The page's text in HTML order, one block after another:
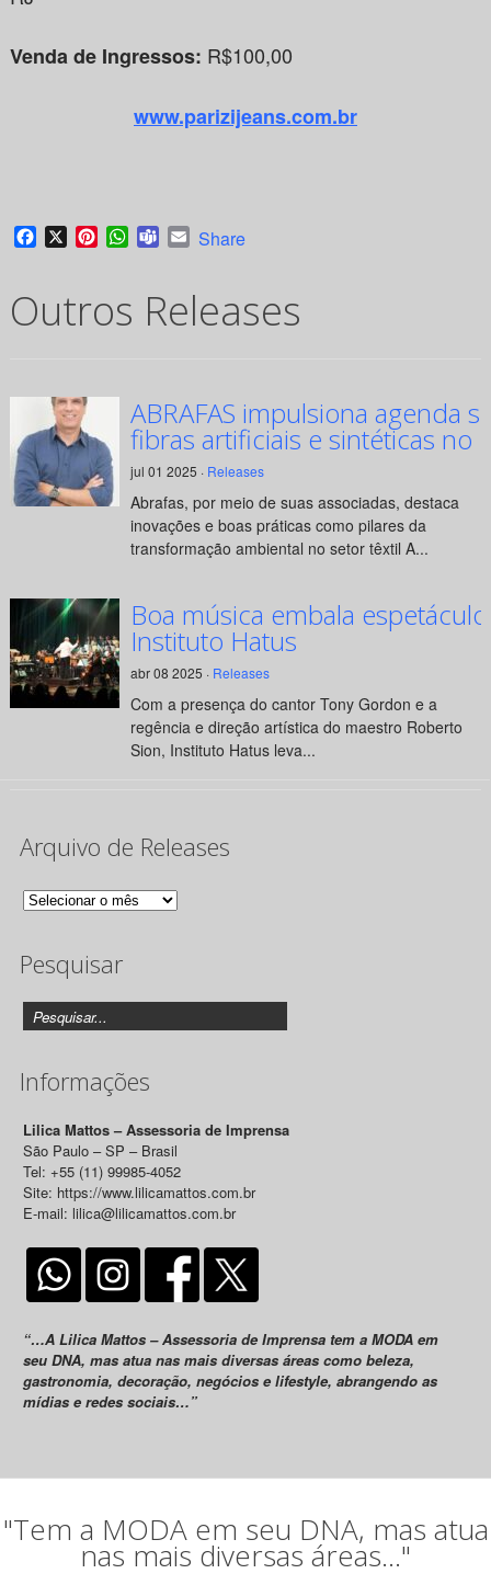
Venda de Ingressos: R$100,00
www.parizijeans.com.br
Facebook
X PinterestWhatsApp
TeamsEmail
Share
Outros Releases
ABRAFAS impulsiona agenda
fibras artificiais e sintéticas no
jul 01 2025 · Releases
Abrafas, por meio de suas associadas, destaca
inovações e boas práticas como pilares da
transformação ambiental no setor têxtil A...
Boa música embala
Instituto Hatus
abr 08 2025 · Releases
Com a presença do cantor Tony Gordon e a
regência e direção artística do maestro Roberto
Sion, Instituto Hatus leva...
Arquivo de Releases
Arquivo
Releases
Pesquisar
Informações
Lilica Mattos – Assessoria de Imprensa
São Paulo – SP – Brasil
Tel: +55 (11) 99985-4052
Site: https://www.lilicamattos.com.br
E-mail: lilica@lilicamattos.com.br
“…A Lilica Mattos – Assessoria de Imprensa tem a MODA em
seu DNA, mas atua nas mais diversas áreas como beleza,
gastronomia, decoração, negócios e lifestyle, abrangendo as
mídias e redes sociais…”
"Tem a MODA em seu DNA, mas atua
nas mais diversas áreas..."